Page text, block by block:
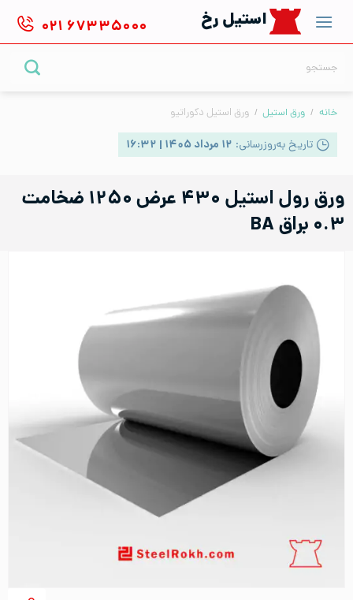
content
استیل رخ ۰۲۱ ۶۷۳۳۵۰۰۰
خانه / ورق استیل / ورق استیل دکوراتیو
تاریخ به‌روزرسانی: ۱۲ مرداد ۱۴۰۵ | ۱۶:۳۲
ورق رول استیل ۴۳۰ عرض ۱۲۵۰ ضخامت
۰.۳ براق BA